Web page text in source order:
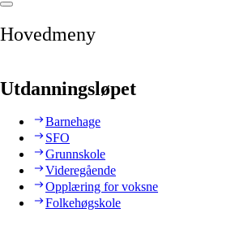
Hovedmeny
Utdanningsløpet
Barnehage
SFO
Grunnskole
Videregående
Opplæring for voksne
Folkehøgskole